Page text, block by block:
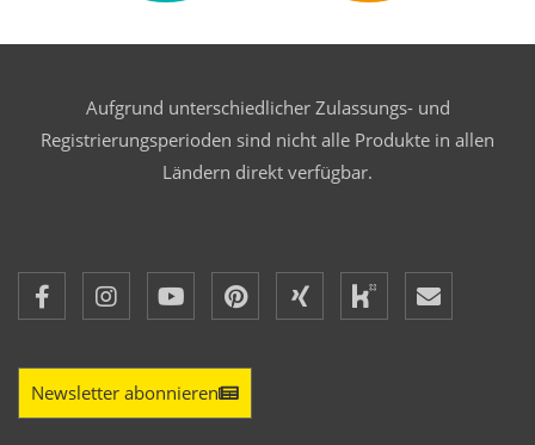
Aufgrund unterschiedlicher Zulassungs- und
Registrierungsperioden sind nicht alle Produkte in allen
Ländern direkt verfügbar.
Newsletter abonnieren